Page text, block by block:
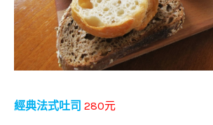
經典法式吐司 280元